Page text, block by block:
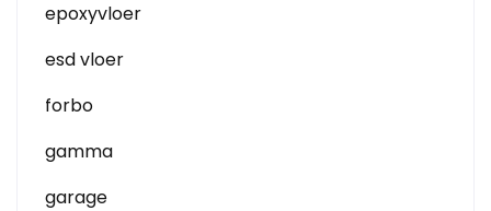
epoxyvloer
esd vloer
forbo
gamma
garage